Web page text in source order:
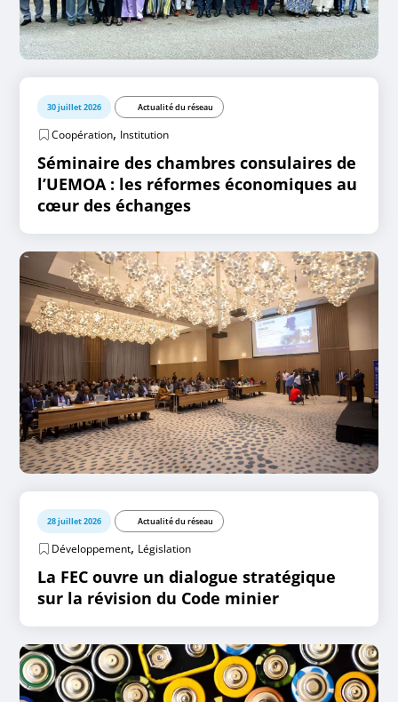
30 juillet 2026 Actualité du réseau
Coopération, Institution
Séminaire des chambres consulaires de
l’UEMOA : les réformes économiques au
cœur des échanges
28 juillet 2026 Actualité du réseau
Développement, Législation
La FEC ouvre un dialogue stratégique
sur la révision du Code minier